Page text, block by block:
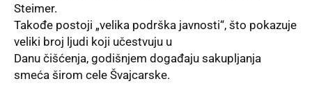
Steimer.
Takođe postoji „velika podrška javnosti“, što pokazuje
veliki broj ljudi koji učestvuju u
Danu čišćenja, godišnjem događaju sakupljanja
smeća širom cele Švajcarske.